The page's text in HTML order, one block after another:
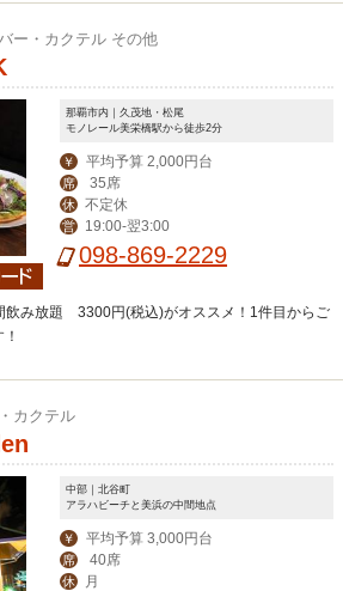
ー・カクテル その他
那覇市内｜久茂地・松尾
モノレール美栄橋駅から徒歩2分
￥ 平均予算 2,000円台
席 35席
休 不定休
営 19:00-翌3:00
098-869-2229
飲み放題 3300円(税込)がオススメ！1件目からご
カクテル
中部｜北谷町
アラハビーチと美浜の中間地点
￥ 平均予算 3,000円台
席 40席
休 月